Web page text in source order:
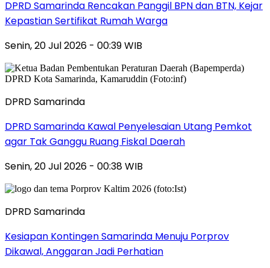
DPRD Samarinda Rencakan Panggil BPN dan BTN, Kejar
Kepastian Sertifikat Rumah Warga
Senin, 20 Jul 2026 - 00:39 WIB
DPRD Samarinda
DPRD Samarinda Kawal Penyelesaian Utang Pemkot
agar Tak Ganggu Ruang Fiskal Daerah
Senin, 20 Jul 2026 - 00:38 WIB
DPRD Samarinda
Kesiapan Kontingen Samarinda Menuju Porprov
Dikawal, Anggaran Jadi Perhatian